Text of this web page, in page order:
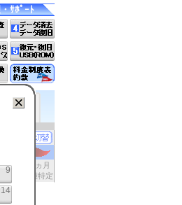
ｻﾎﾟｰﾄ
9
14
ヵ月
特定
ヵ月
機種特定